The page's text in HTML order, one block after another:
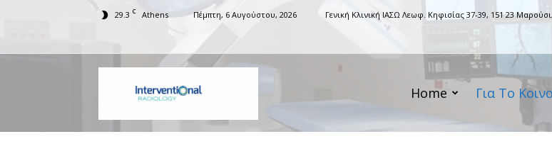
29.3 C Athens Πέμπτη, 6 Αυγούστου, 2026 Γενική Κλινική ΙΑΣΩ Λεωφ. Κηφισίας 37-39, 151 23
Home Για Το Κοινο